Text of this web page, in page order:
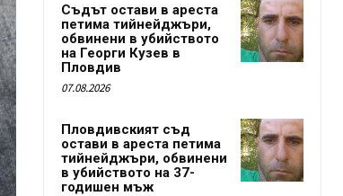
Съдът остави в ареста
петима тийнейджъри,
обвинени в убийството
на Георги Кузев в
Пловдив
07.08.2026
Пловдивският съд
остави в ареста петима
тийнейджъри, обвинени
в убийството на 37-
годишен мъж